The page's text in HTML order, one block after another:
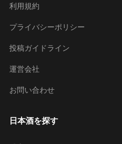
利用規約
プライバシーポリシー
投稿ガイドライン
運営会社
お問い合わせ
日本酒を探す